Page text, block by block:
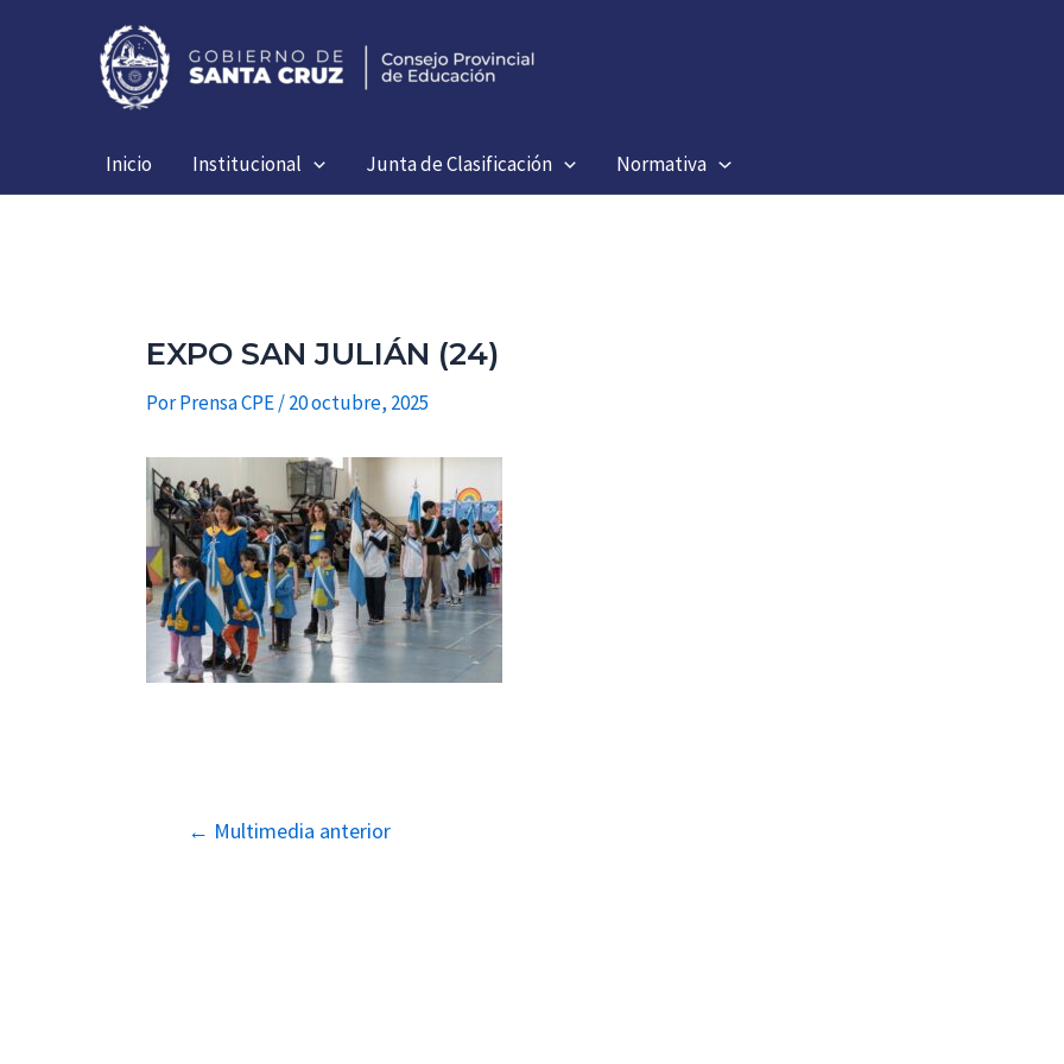
Inicio Institucional Junta de Clasificación Normativa
EXPO SAN JULIÁN (24)
PorPrensa CPE/20 octubre, 2025
Navegación
← Multimedia anterior